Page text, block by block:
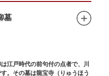
墓
江戸時代の前句付の点者で、川
。その墓は龍宝寺（りゅうほう